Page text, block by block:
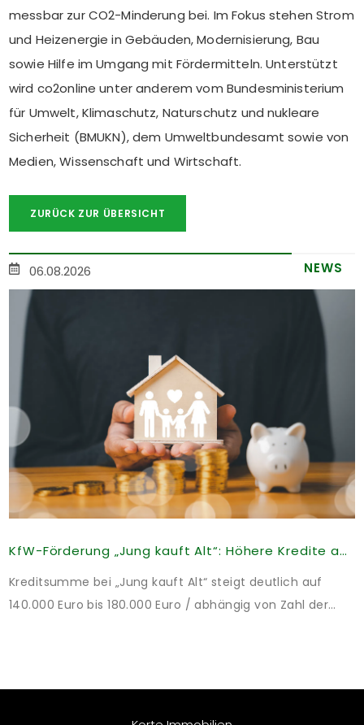
messbar zur CO2-Minderung bei. Im Fokus stehen Strom
und Heizenergie in Gebäuden, Modernisierung, Bau
sowie Hilfe im Umgang mit Fördermitteln. Unterstützt
wird co2online unter anderem vom Bundesministerium
für Umwelt, Klimaschutz, Naturschutz und nukleare
Sicherheit (BMUKN), dem Umweltbundesamt sowie von
Medien, Wissenschaft und Wirtschaft.
ZURÜCK ZUR ÜBERSICHT
06.08.2026 NEWS
KfW-Förderung „Jung kauft Alt“: Höhere Kredite ab August 2026
Kreditsumme bei „Jung kauft Alt“ steigt deutlich auf
140.000 Euro bis 180.000 Euro / abhängig von Zahl der
Monaten nach Förderzusage / Sanierung in